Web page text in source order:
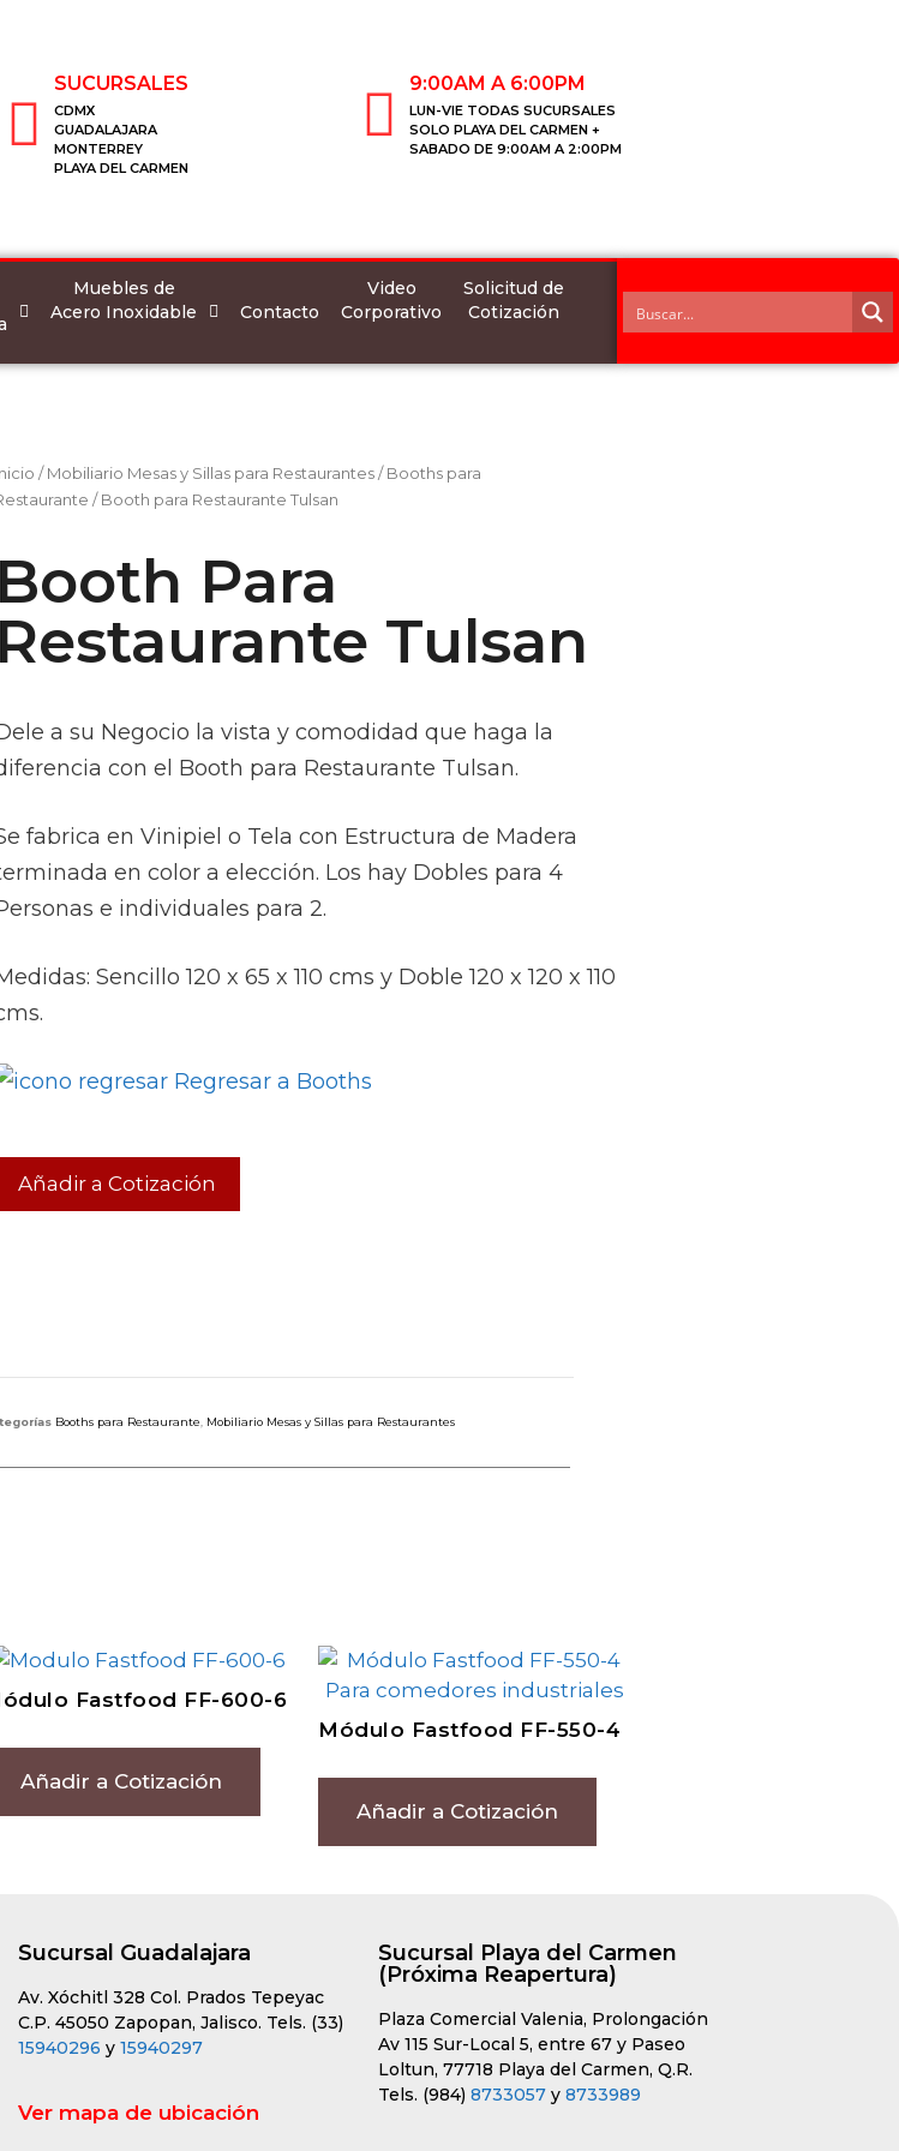
SUCURSALES
CDMX
GUADALAJARA
MONTERREY
PLAYA DEL CARMEN
9:00AM A 6:00PM
LUN-VIE TODAS SUCURSALES
SOLO PLAYA DEL CARMEN +
SABADO DE 9:00AM A 2:00PM
Muebles de
Acero Inoxidable
Contacto
Video
Corporativo
Solicitud de
Cotización
/Mobiliario Mesas y Sillas para Restaurantes/Booths para
/ Booth para Restaurante Tulsan
Booth Para
Restaurante Tulsan
a su Negocio la vista y comodidad que haga la
con el Booth para Restaurante Tulsan.
fabrica en Vinipiel o Tela con Estructura de Madera
en color a elección. Los hay Dobles para 4
e individuales para 2.
Sencillo 120 x 65 x 110 cms y Doble 120 x 120 x 110
Regresar a Booths
Añadir a Cotización
Booths para Restaurante Mobiliario Mesas y Sillas para Restaurantes
Fastfood FF-600-6
Añadir a Cotización
Módulo Fastfood FF-550-4
Añadir a Cotización
Sucursal Guadalajara
Av. Xóchitl 328 Col. Prados Tepeyac
C.P. 45050 Zapopan, Jalisco. Tels. (33)
15940296 y 15940297
Ver mapa de ubicación
Sucursal Playa del Carmen
(Próxima Reapertura)
Plaza Comercial Valenia, Prolongación
Av 115 Sur-Local 5, entre 67 y Paseo
Loltun, 77718 Playa del Carmen, Q.R.
Tels. (984) 8733057 y 8733989